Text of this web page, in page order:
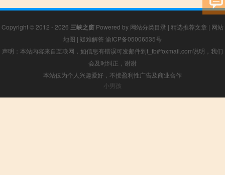
Copyright © 2012 - 2026 三峡之窗 Powered by 网站分类目录 | 精选推荐文章 | 网站
地图 | 疑难解答 渝ICP备05006535号
声明：本站内容来自互联网，如信息有错误可发邮件到f_fb#foxmail.com说明，我们
会及时纠正，谢谢
本站仅为个人兴趣爱好，不接盈利性广告及商业合作
小男孩